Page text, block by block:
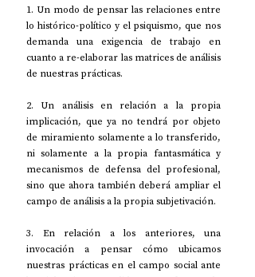
1. Un modo de pensar las relaciones entre
lo histórico-político y el psiquismo, que nos
demanda una exigencia de trabajo en
cuanto a re-elaborar las matrices de análisis
de nuestras prácticas.
2. Un análisis en relación a la propia
implicación, que ya no tendrá por objeto
de miramiento solamente a lo transferido,
ni solamente a la propia fantasmática y
mecanismos de defensa del profesional,
sino que ahora también deberá ampliar el
campo de análisis a la propia subjetivación.
3. En relación a los anteriores, una
invocación a pensar cómo ubicamos
nuestras prácticas en el campo social ante